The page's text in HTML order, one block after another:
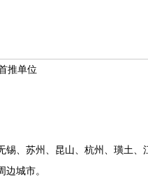
推单位
、苏州、昆山、杭州、璜土、
城市。